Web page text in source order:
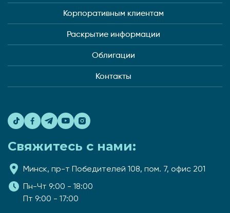
Корпоративным клиентам
Раскрытие информации
Облигации
Контакты
Свяжитесь с нами:
Минск, пр-т Победителей 108, пом. 7, офис 201
Пн-Чт 9:00 - 18:00
Пт 9:00 - 17:00